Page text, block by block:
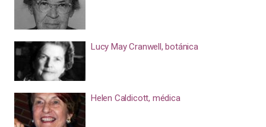
Lucy May Cranwell, botánica
Helen Caldicott, médica